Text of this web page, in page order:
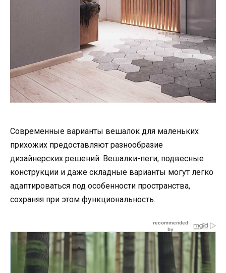
Современные варианты вешалок для маленьких
прихожих предоставляют разнообразие
дизайнерских решений. Вешалки-пеги, подвесные
конструкции и даже складные варианты могут легко
адаптироваться под особенности пространства,
сохраняя при этом функциональность.